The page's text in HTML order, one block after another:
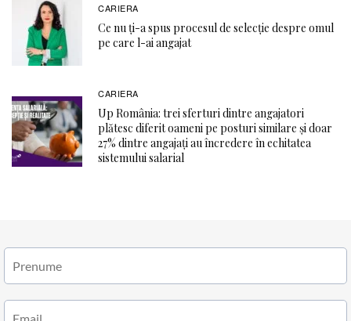
CARIERA
Ce nu ți-a spus procesul de selecție despre omul
pe care l-ai angajat
CARIERA
Up România: trei sferturi dintre angajatori
plătesc diferit oameni pe posturi similare și doar
27% dintre angajați au încredere în echitatea
sistemului salarial